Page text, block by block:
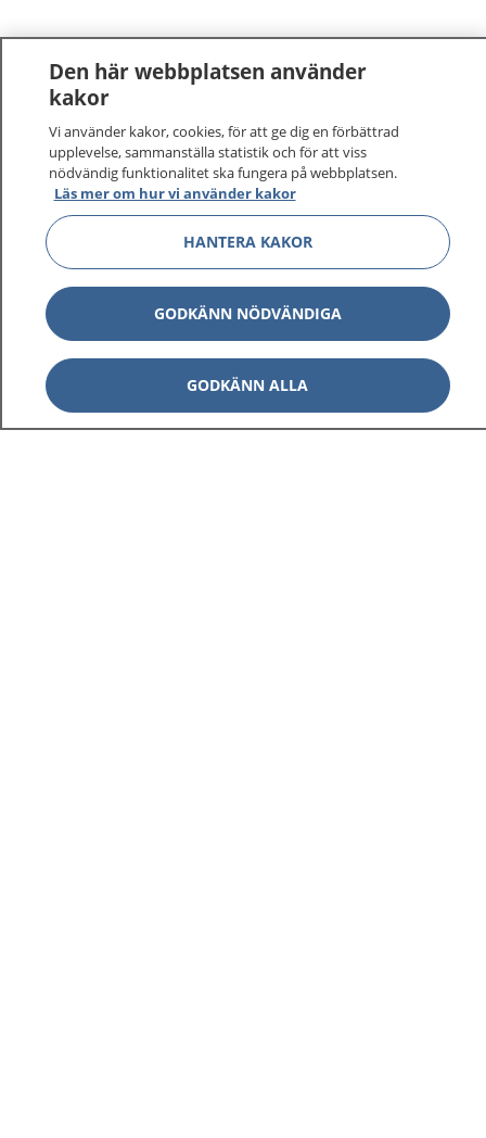
Den här webbplatsen använder
kakor
Vi använder kakor, cookies, för att ge dig en förbättrad
upplevelse, sammanställa statistik och för att viss
nödvändig funktionalitet ska fungera på webbplatsen.
Läs mer om hur vi använder kakor
HANTERA KAKOR
GODKÄNN NÖDVÄNDIGA
GODKÄNN ALLA